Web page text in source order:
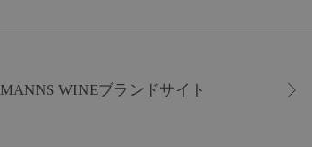
MANNS WINEブランドサイト